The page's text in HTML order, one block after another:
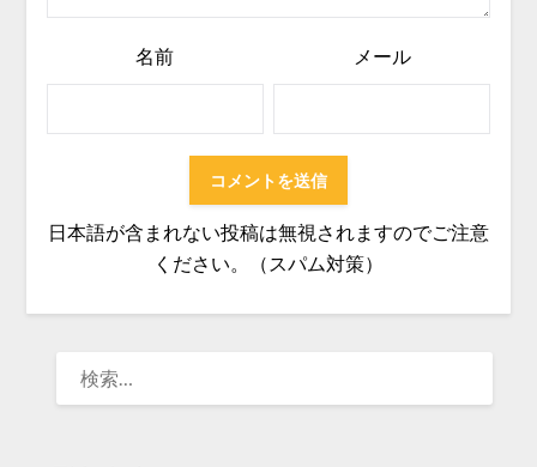
名前 メール
日本語が含まれない投稿は無視されますのでご注意
ください。（スパム対策）